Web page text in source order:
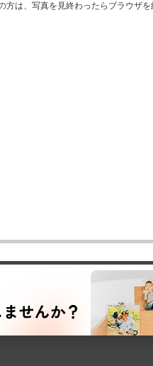
方は、写真を見終わったらブラウザを